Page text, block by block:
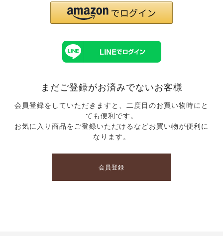
まだご登録がお済みでないお客様
会員登録をしていただきますと、二度目のお買い物時にと
ても便利です。
お気に入り商品をご登録いただけるなどお買い物が便利に
なります。
会員登録